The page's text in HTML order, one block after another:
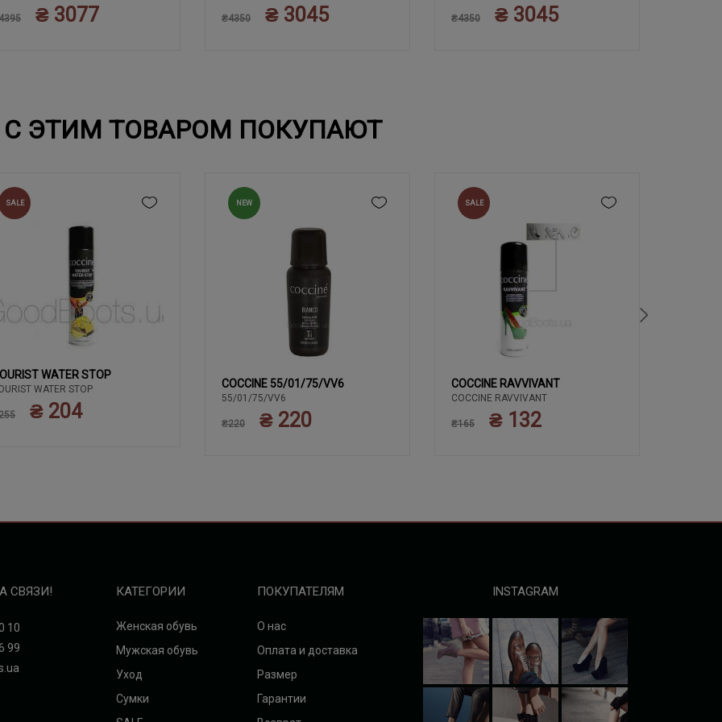
45 ₴ 3077 45
₴4350 ₴ 3045 45
₴4350 ₴ 3045
С ЭТИМ ТОВАРОМ ПОКУПАЮТ
SALE
WATER STOP
WATER STOP
₴ 204
NEW
COCCINE 55/01/75/VV6
55/01/75/VV6
₴220 ₴ 220
SALE
COCCINE RAVVIVANT
COCCINE RAVVIVANT
₴165 ₴ 132
СВЯЗИ!
10
99
КАТЕГОРИИ
Женская обувь
Мужская обувь
Уход
Сумки
ПОКУПАТЕЛЯМ
О нас
Оплата и доставка
Размер
Гарантии
INSTAGRAM